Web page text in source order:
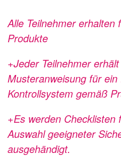
Alle Teilnehmer erhalten
Produkte
+Jeder Teilnehmer
Musteranweisung für
Kontrollsystem gemäß
+Es werden Checklisten
Auswahl geeigneter
ausgehändigt.